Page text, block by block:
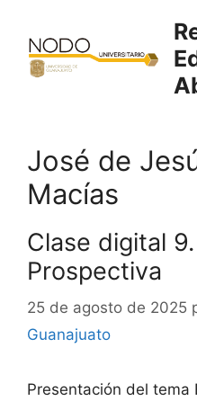
contenido
José de
Macías
Clase digital
Prospectiva
25 de agosto de 2025
Guanajuato
Presentación del tema